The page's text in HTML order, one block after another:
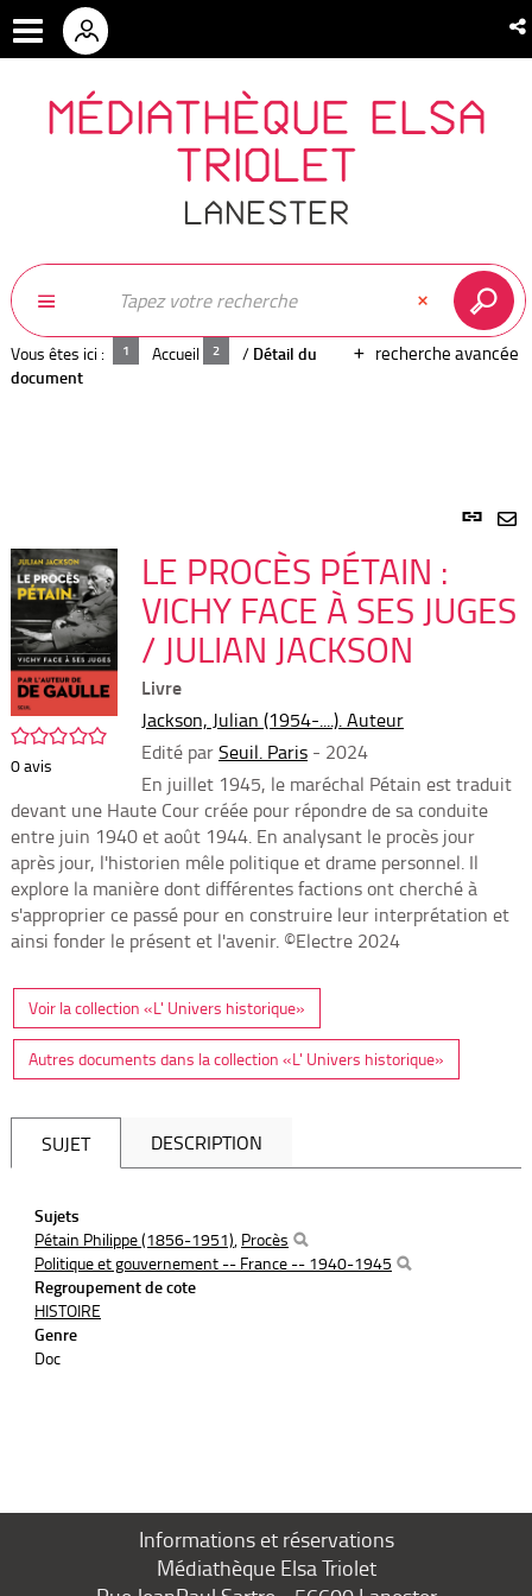
MÉDIATHÈQUE ELSA
TRIOLET
LANESTER
recherche avancée
Vous êtes ici : Accueil / Détail du
document
Lien
/5
0avis
LE PROCÈS PÉTAIN :
VICHY FACE À SES JUGES
/ JULIAN JACKSON
Livre
Jackson, Julian (1954-....). Auteur
Edité parSeuil. Paris - 2024
En juillet 1945, le maréchal Pétain est traduit
devant une Haute Cour créée pour répondre de sa conduite
entre juin 1940 et août 1944. En analysant le procès jour
après jour, l'historien mêle politique et drame personnel. Il
explore la manière dont différentes factions ont cherché à
s'approprier ce passé pour en construire leur interprétation et
ainsi fonder le présent et l'avenir. ©Electre 2024
Voir la collection «L' Univers historique»
Autres documents dans la collection «L' Univers historique»
SUJET DESCRIPTION
Sujets
Pétain Philippe (1856-1951), Procès
Politique et gouvernement -- France -- 1940-1945
Regroupement de cote
HISTOIRE
Genre
Doc
Informations et réservations
Médiathèque Elsa Triolet